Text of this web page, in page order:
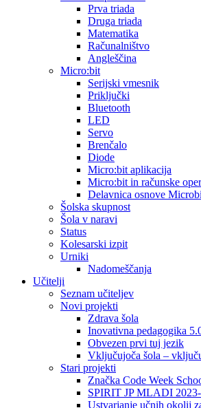
Prva triada
Druga triada
Matematika
Računalništvo
Angleščina
Micro:bit
Serijski vmesnik
Priključki
Bluetooth
LED
Servo
Brenčalo
Diode
Micro:bit aplikacija
Micro:bit in računske
Delavnica osnove
Šolska skupnost
Šola v naravi
Status
Kolesarski izpit
Urniki
Nadomeščanja
Učitelji
Seznam učiteljev
Novi projekti
Zdrava šola
Inovativna pedagogika
Obvezen prvi tuj jezik
Vključujoča šola –
Stari projekti
Značka Code Week
SPIRIT JP MLADI
Ustvarjanje učnih okolij